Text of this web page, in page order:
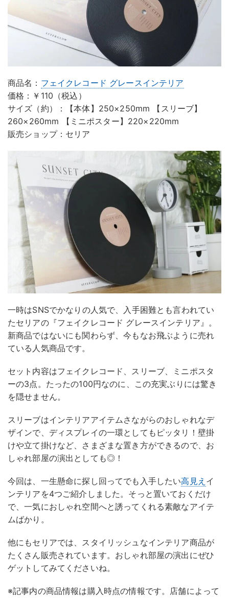
商品名： フェイクレコード グレースインテリア
価格：￥110（税込）
サイズ（約）：【本体】250×250mm 【スリーブ】
260×260mm 【ミニポスター】220×220mm
販売ショップ：セリア
一時はSNSでかなりの人気で、入手困難とも言われてい
たセリアの『フェイクレコード グレースインテリア』。
新商品ではないにも関わらず、今もなお飛ぶように売れ
ている人気商品です。
セット内容はフェイクレコード、スリーブ、ミニポスタ
ーの3点。たったの100円なのに、この充実ぶりには驚き
を隠せません。
スリーブはインテリアアイテムさながらのおしゃれなデ
ザインで、ディスプレイの一環としてもピッタリ！壁掛
けや立て掛けなど、さまざまな置き方ができるので、お
しゃれ部屋の演出としても◎！
今回は、一生懸命に探し回ってでも入手したい高見え イ
ンテリアを4つご紹介しました。そっと置いておくだけ
で、一気におしゃれ空間へと誘ってくれる素敵なアイテ
ムばかり。
他にもセリアでは、スタイリッシュなインテリア商品が
たくさん販売されています。おしゃれ部屋の演出にぜひ
ゲットしてみてくださいね。
※記事内の商品情報は購入時点の情報です。店舗によって